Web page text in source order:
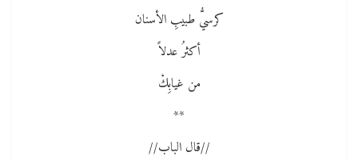
كرسيُّ طبيبِ الأسنان
أكثرُ عدلاً
من غيابِكْ
**
//قال الباب//